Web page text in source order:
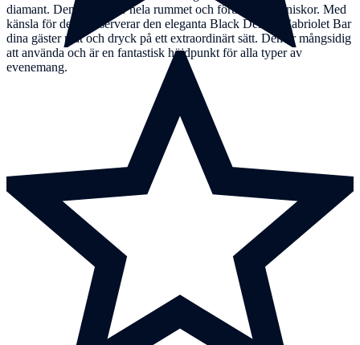
diamant. Den förskönar hela rummet och förtrollar människor. Med
känsla för detaljer serverar den eleganta Black Deluxe Cabriolet Bar
dina gäster mat och dryck på ett extraordinärt sätt. Den är mångsidig
att använda och är en fantastisk höjdpunkt för alla typer av
evenemang.